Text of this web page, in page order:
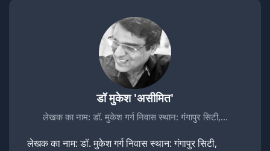
डॉ मुकेश 'असीमित'
लेखक का नाम: डॉ. मुकेश गर्ग निवास स्थान: गंगापुर सिटी,…
लेखक का नाम: डॉ. मुकेश गर्ग निवास स्थान: गंगापुर सिटी,